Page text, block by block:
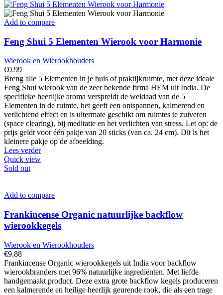
Add to compare
Feng Shui 5 Elementen Wierook voor Harmonie
Wierook en Wierookhouders
€0.99
Breng alle 5 Elementen in je huis of praktijkruimte, met deze ideale
Feng Shui wierook van de zeer bekende firma HEM uit India. De
specifieke heerlijke aroma verspreidt de weldaad van de 5
Elementen in de ruimte, het geeft een ontspannen, kalmerend en
verlichtend effect en is uitermate geschikt om ruimtes te zuiveren
(space clearing), bij meditatie en het verlichten van stress. Let op: de
prijs geldt voor één pakje van 20 sticks (van ca. 24 cm). Dit is het
kleinere pakje op de afbeelding.
Lees verder
Quick view
Sold out
Add to compare
Frankincense Organic natuurlijke backflow
wierookkegels
Wierook en Wierookhouders
€9.88
Frankincense Organic wierookkegels uit India voor backflow
wierookbranders met 96% natuurlijke ingrediënten. Met liefde
handgemaakt product. Deze extra grote backflow kegels produceren
een kalmerende en heilige heerlijk geurende rook, die als een trage